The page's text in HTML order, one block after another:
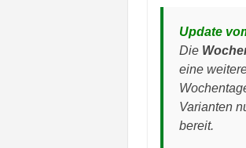
Update
Die
eine
Varianten
bereit.